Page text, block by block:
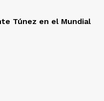
Túnez en el Mundial